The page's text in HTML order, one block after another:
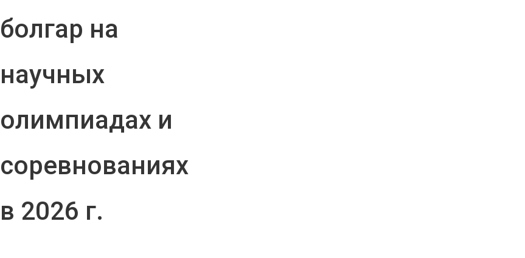
болгар на
научных
олимпиадах и
соревнованиях
в 2026 г.